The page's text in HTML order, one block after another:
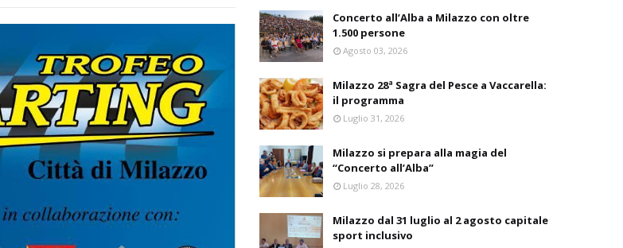
Concerto all’Alba a Milazzo con oltre
1.500 persone
Agosto 03, 2026
Milazzo 28ª Sagra del Pesce a Vaccarella:
il programma
Luglio 31, 2026
Milazzo si prepara alla magia del
“Concerto all’Alba”
Luglio 28, 2026
Milazzo dal 31 luglio al 2 agosto capitale
sport inclusivo